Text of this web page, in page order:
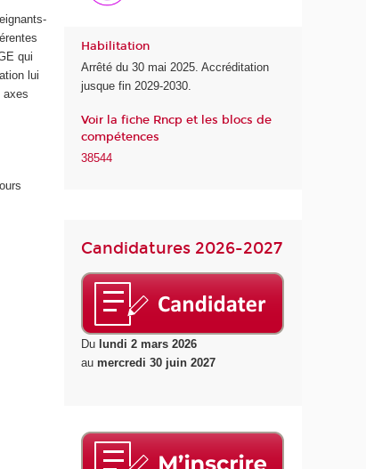
qui
lui
axes
Habilitation
Arrêté du 30 mai 2025. Accréditation
jusque fin 2029-2030.
Voir la fiche Rncp et les blocs de
compétences
38544
Candidatures 2026-2027
Du lundi 2 mars 2026
aumercredi 30 juin 2027